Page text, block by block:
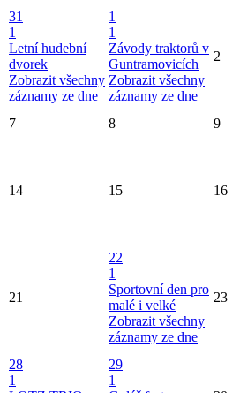
31
1
Letní hudební
dvorek
Zobrazit všechny
záznamy ze dne
1
1
Závody traktorů v
Guntramovicích
Zobrazit všechny
záznamy ze dne
2
7 8 9
14 15 16
21
22
1
Sportovní den pro
malé i velké
Zobrazit všechny
záznamy ze dne
23
28
1
29
1